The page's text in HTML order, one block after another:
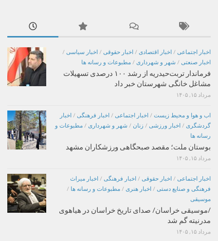
اخبار اجتماعی / اخبار اقتصادی / اخبار حقوقی / اخبار سیاسی /
اخبار صنعتی / شهر و شهرداری / مطبوعات و رسانه ها
فرماندار تربت‌حیدریه از رشد ۱۰۰ درصدی تسهیلات
مشاغل خانگی شهرستان خبر داد
مرداد ۱۵, ۱۴۰۵
اب و هوا و محیط زیست / اخبار اجتماعی / اخبار فرهنگی / اخبار
گردشگری / اخبار ورزشی / زنان / شهر و شهرداری / مطبوعات و
رسانه ها
بوستان ملت؛ مقصد صبحگاهی ورزشکاران مشهد
مرداد ۱۵, ۱۴۰۵
اخبار اجتماعی / اخبار حقوقی / اخبار فرهنگی / اخبار میراث
فرهنگی و صنایع دستی / اخبار هنری / مطبوعات و رسانه ها /
موسیقی
/موسیقی خراسان/ صدای تاریخ خراسان در هیاهوی
مدرنیته گم شد
مرداد ۱۵, ۱۴۰۵